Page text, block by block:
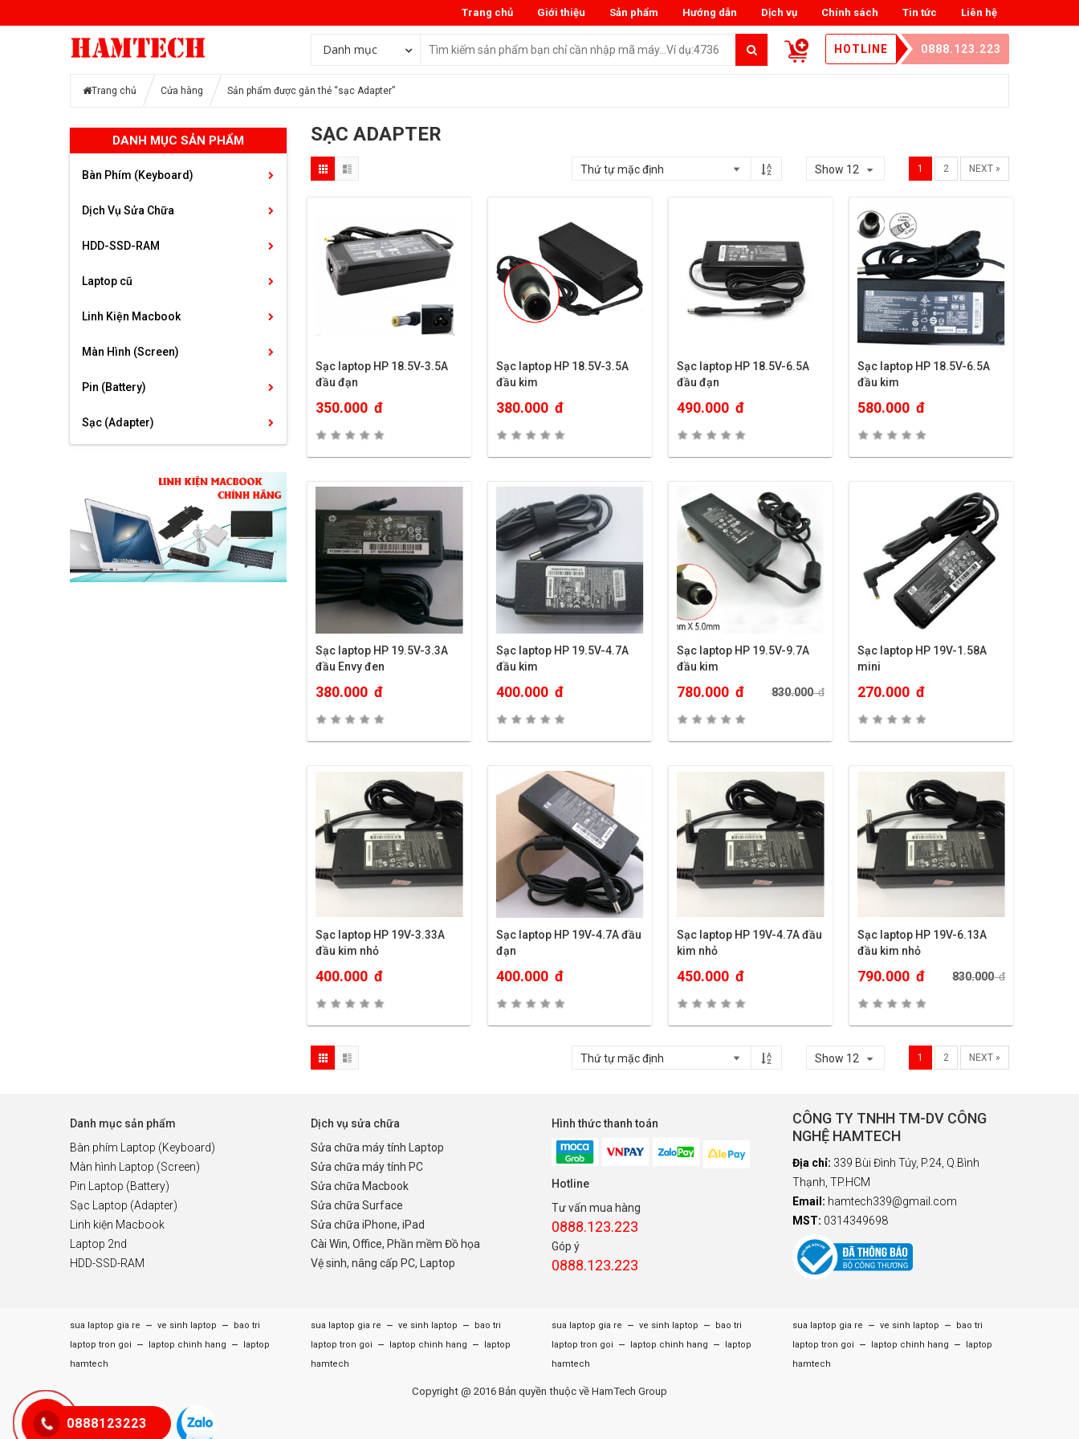
Liên hệ
Tin tức
Chính sách
Dịch vụ
Hướng dẫn
Sản phẩm
Giới thiệu
Trang chủ
Danh mục HOTLINE 0888.123.223
Trang chủ Cửa hàng Sản phẩm được gắn thẻ “sạc Adapter”
DANH MỤC SẢN PHẨM
Bàn Phím (Keyboard)
Dịch Vụ Sửa Chữa
HDD-SSD-RAM
Laptop cũ
Linh Kiện Macbook
Màn Hình (Screen)
Pin (Battery)
Sạc (Adapter)
SẠC ADAPTER
1 2 NEXT »
Show 12
Sạc laptop HP 18.5V-3.5A
đầu đạn
350.000 đ
Sạc laptop HP 18.5V-3.5A
đầu kim
380.000 đ
Sạc laptop HP 18.5V-6.5A
đầu đạn
490.000 đ
Sạc laptop HP 18.5V-6.5A
đầu kim
580.000 đ
Sạc laptop HP 19.5V-3.3A
đầu Envy đen
380.000 đ
Sạc laptop HP 19.5V-4.7A
đầu kim
400.000 đ
Sạc laptop HP 19.5V-9.7A
đầu kim
780.000 đ 830.000đ
Sạc laptop HP 19V-1.58A
mini
270.000 đ
Sạc laptop HP 19V-3.33A
đầu kim nhỏ
400.000 đ
Sạc laptop HP 19V-4.7A đầu
đạn
400.000 đ
Sạc laptop HP 19V-4.7A đầu
kim nhỏ
450.000 đ
Sạc laptop HP 19V-6.13A
đầu kim nhỏ
790.000 đ 830.000đ
1 2 NEXT »
Show 12
Danh mục sản phẩm
Bàn phím Laptop (Keyboard)
Màn hình Laptop (Screen)
Pin Laptop (Battery)
Sạc Laptop (Adapter)
Linh kiện Macbook
Laptop 2nd
HDD-SSD-RAM
Dịch vụ sửa chữa
Sửa chữa máy tính Laptop
Sửa chữa máy tính PC
Sửa chữa Macbook
Sửa chữa Surface
Sửa chữa iPhone, iPad
Cài Win, Office, Phần mềm Đồ họa
Vệ sinh, nâng cấp PC, Laptop
Hình thức thanh toán
Hotline
Tư vấn mua hàng
0888.123.223
Góp ý
0888.123.223
CÔNG TY TNHH TM-DV CÔNG
NGHỆ HAMTECH
Địa chỉ: 339 Bùi Đình Túy, P.24, Q.Bình
Thạnh, TP.HCM
Email: hamtech339@gmail.com
MST: 0314349698
sua laptop gia re – ve sinh laptop –
bao tri
laptop tron goi
– laptop chinh hang –
laptop
hamtech
sua laptop gia re – ve sinh laptop –
bao tri
laptop tron goi
– laptop chinh hang –
laptop
hamtech
sua laptop gia re – ve sinh laptop –
bao tri
laptop tron goi
– laptop chinh hang –
laptop
hamtech
sua laptop gia re – ve sinh laptop –
bao tri
laptop tron goi
– laptop chinh hang –
laptop
hamtech
Copyright @ 2016 Bản quyền thuộc về HamTech Group
0888123223